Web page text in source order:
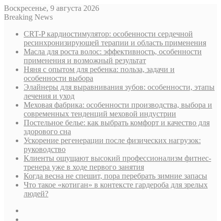
Воскресенье, 9 августа 2026
Breaking News
CRT-P кардиостимулятор: особенности сердечной
ресинхронизирующей терапии и область применения
Масла для роста волос: эффективность, особенности
применения и возможный результат
Няня с опытом для ребенка: польза, задачи и
особенности выбора
Элайнеры для выравнивания зубов: особенности, этапы
лечения и уход
Меховая фабрика: особенности производства, выбора и
современных тенденций меховой индустрии
Постельное белье: как выбрать комфорт и качество для
здорового сна
Ускорение регенерации после физических нагрузок:
руководство
Клиенты ощущают высокий профессионализм фитнес-
тренера уже в ходе первого занятия
Когда весна не спешит, пора перебрать зимние запасы
Что такое «котиган» в контексте гардероба для зрелых
людей?